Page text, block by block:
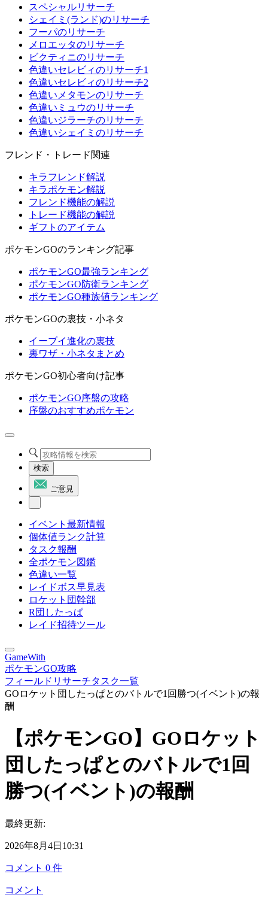
スペシャルリサーチ
シェイミ(ランド)のリサーチ
フーパのリサーチ
メロエッタのリサーチ
ビクティニのリサーチ
色違いセレビィのリサーチ1
色違いセレビィのリサーチ2
色違いメタモンのリサーチ
色違いミュウのリサーチ
色違いジラーチのリサーチ
色違いシェイミのリサーチ
フレンド・トレード関連
キラフレンド解説
キラポケモン解説
フレンド機能の解説
トレード機能の解説
ギフトのアイテム
ポケモンGOのランキング記事
ポケモンGO最強ランキング
ポケモンGO防衛ランキング
ポケモンGO種族値ランキング
ポケモンGOの裏技・小ネタ
イーブイ進化の裏技
裏ワザ・小ネタまとめ
ポケモンGO初心者向け記事
ポケモンGO序盤の攻略
序盤のおすすめポケモン
検索
ご意見
イベント最新情報
個体値ランク計算
タスク報酬
全ポケモン図鑑
色違い一覧
レイドボス早見表
ロケット団幹部
R団したっぱ
レイド招待ツール
GameWith
ポケモンGO攻略
フィールドリサーチタスク一覧
GOロケット団したっぱとのバトルで1回勝つ(イベント)の報
酬
【ポケモンGO】GOロケット
団したっぱとのバトルで1回
勝つ(イベント)の報酬
最終更新:
2026年8月4日10:31
コメント 0 件
コメント